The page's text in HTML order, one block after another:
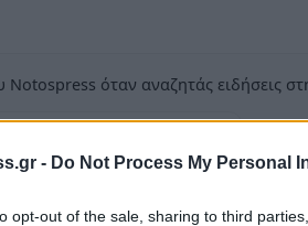
- Do Not Process My Personal
opt-out of the sale, sharing to third
όταν αναζητάς ειδήσεις